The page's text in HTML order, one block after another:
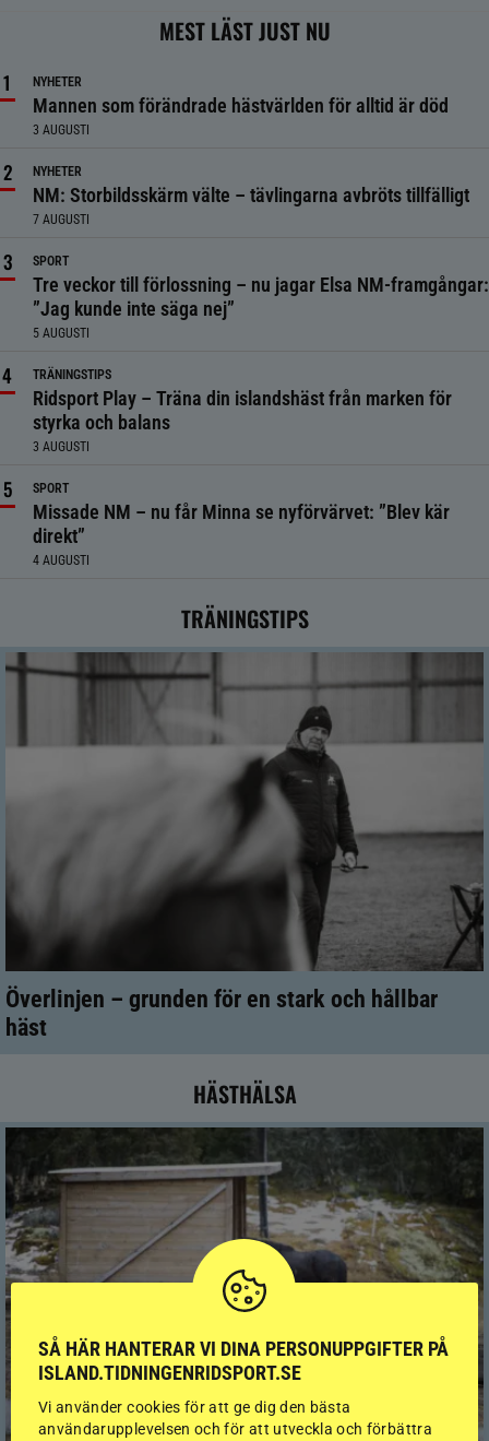
MEST LÄST JUST NU
NYHETER
Mannen som förändrade hästvärlden för alltid är död
3 AUGUSTI
NYHETER
NM: Storbildsskärm välte – tävlingarna avbröts tillfälligt
7 AUGUSTI
SPORT
Tre veckor till förlossning – nu jagar Elsa NM-framgångar:
”Jag kunde inte säga nej”
5 AUGUSTI
TRÄNINGSTIPS
Ridsport Play – Träna din islandshäst från marken för
styrka och balans
3 AUGUSTI
SPORT
Missade NM – nu får Minna se nyförvärvet: ”Blev kär
direkt”
4 AUGUSTI
TRÄNINGSTIPS
Överlinjen – grunden för en stark och hållbar
häst
HÄSTHÄLSA
SÅ HÄR HANTERAR VI DINA PERSONUPPGIFTER PÅ
ISLAND.TIDNINGENRIDSPORT.SE
Vi använder cookies för att ge dig den bästa
användarupplevelsen och för att utveckla och förbättra